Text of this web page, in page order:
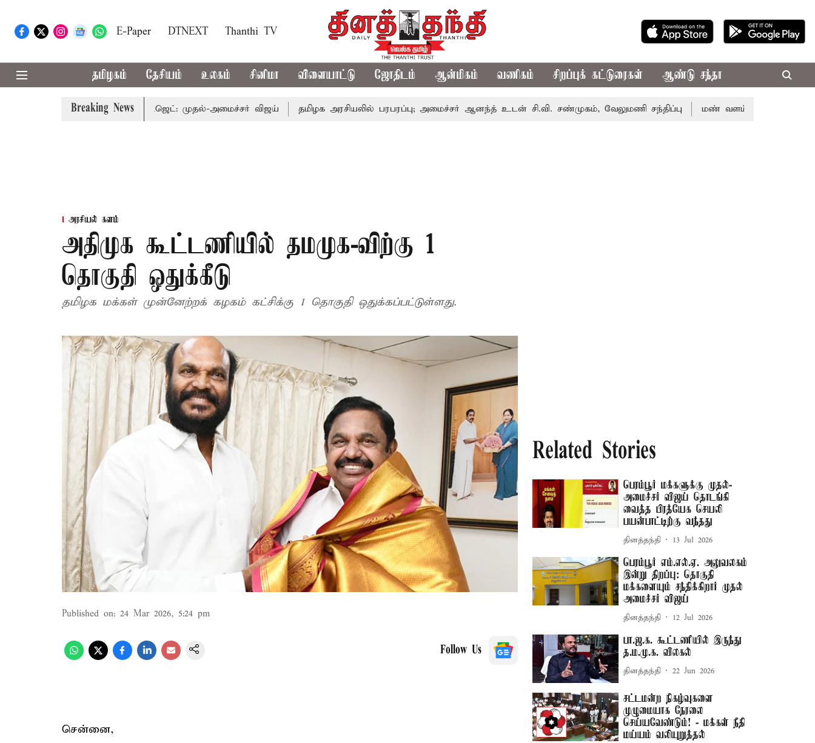
E-Paper DTNEXT Thanthi TV
தமிழகம் தேசியம் உலகம் சினிமா விளையாட்டு ஜோதிடம் ஆன்மிகம் வணிகம் சிறப்புக் கட்டுரைகள் ஆண்டு சந்தா
Breaking News
கூடிய வேளாண் பட்ஜெட்: முதல்-அமைச்சர் விஜய் தமிழக அரசியலில் பரபரப்பு; அமைச்சர் ஆனந்த் உடன் சி.வி. சண்முகம், வேலுமணி சந்திப்பு மண் வளம் பாதுகாக்க ரசாயன
அரசியல் களம்
அதிமுக கூட்டணியில் தமமுக-விற்கு 1
தொகுதி ஒதுக்கீடு
தமிழக மக்கள் முன்னேற்றக் கழகம் கட்சிக்கு 1 தொகுதி ஒதுக்கப்பட்டுள்ளது.
Published on: 24 Mar 2026, 5:24 pm
Follow Us
சென்னை,
Related Stories
பெரம்பூர் மக்களுக்கு முதல்-
அமைச்சர் விஜய் தொடங்கி
வைத்த பிரத்யேக செயலி
பயன்பாட்டிற்கு வந்தது
தினத்தந்தி 13 Jul 2026
பெரம்பூர் எம்.எல்.ஏ. அலுவலகம்
இன்று திறப்பு: தொகுதி
மக்களையும் சந்திக்கிறார் முதல்
அமைச்சர் விஜய்
தினத்தந்தி 12 Jul 2026
பா.ஜ.க. கூட்டணியில் இருந்து
த.ம.மு.க. விலகல்
தினத்தந்தி 22 Jun 2026
சட்டமன்ற நிகழ்வுகளை
முழுமையாக நேரலை
செய்யவேண்டும்! - மக்கள் நீதி
மய்யம் வலியுறுத்தல்